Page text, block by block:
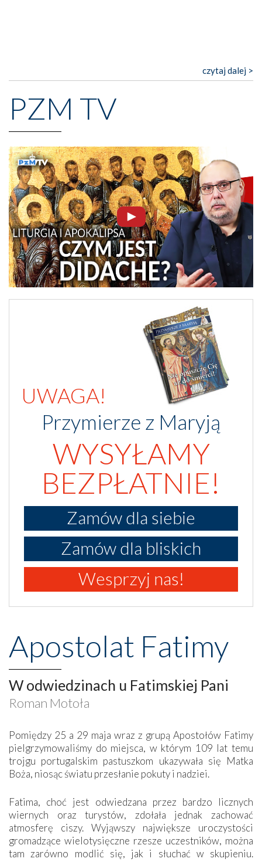
czytaj dalej >
PZM TV
UWAGA!
Przymierze z Maryją
WYSYŁAMY
BEZPŁATNIE!
Zamów dla siebie
Zamów dla bliskich
Wesprzyj nas!
Apostolat Fatimy
W odwiedzinach u Fatimskiej Pani
Roman Motoła
Pomiędzy 25 a 29 maja wraz z grupą Apostołów Fatimy
pielgrzymowaliśmy do miejsca, w którym 109 lat temu
trojgu portugalskim pastuszkom ukazywała się Matka
Boża, niosąc światu przesłanie pokuty i nadziei.
Fatima, choć jest odwiedzana przez bardzo licznych
wiernych oraz turystów, zdołała jednak zachować
atmosferę ciszy. Wyjąwszy największe uroczystości
gromadzące wielotysięczne rzesze uczestników, można
tam zarówno modlić się, jak i słuchać w skupieniu.